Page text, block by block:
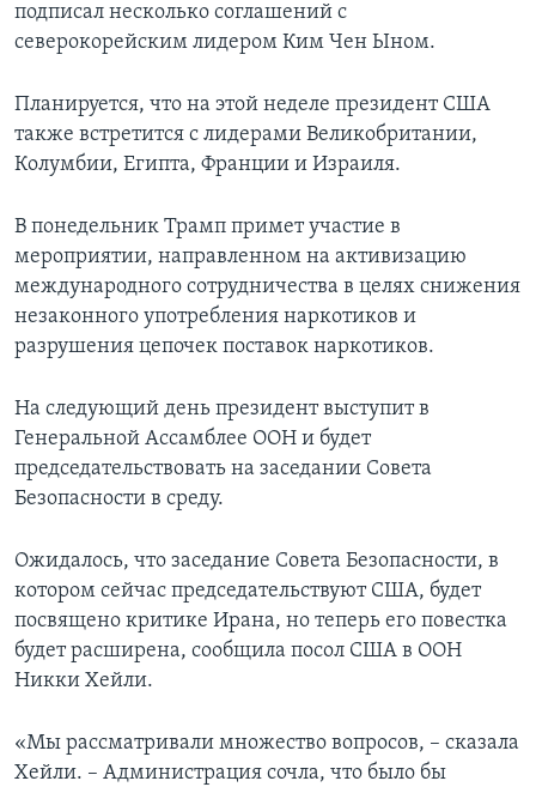
подписал несколько соглашений с
северокорейским лидером Ким Чен Ыном.
Планируется, что на этой неделе президент США
также встретится с лидерами Великобритании,
Колумбии, Египта, Франции и Израиля.
В понедельник Трамп примет участие в
мероприятии, направленном на активизацию
международного сотрудничества в целях снижения
незаконного употребления наркотиков и
разрушения цепочек поставок наркотиков.
На следующий день президент выступит в
Генеральной Ассамблее ООН и будет
председательствовать на заседании Совета
Безопасности в среду.
Ожидалось, что заседание Совета Безопасности, в
котором сейчас председательствуют США, будет
посвящено критике Ирана, но теперь его повестка
будет расширена, сообщила посол США в ООН
Никки Хейли.
«Мы рассматривали множество вопросов, – сказала
Хейли. – Администрация сочла, что было бы